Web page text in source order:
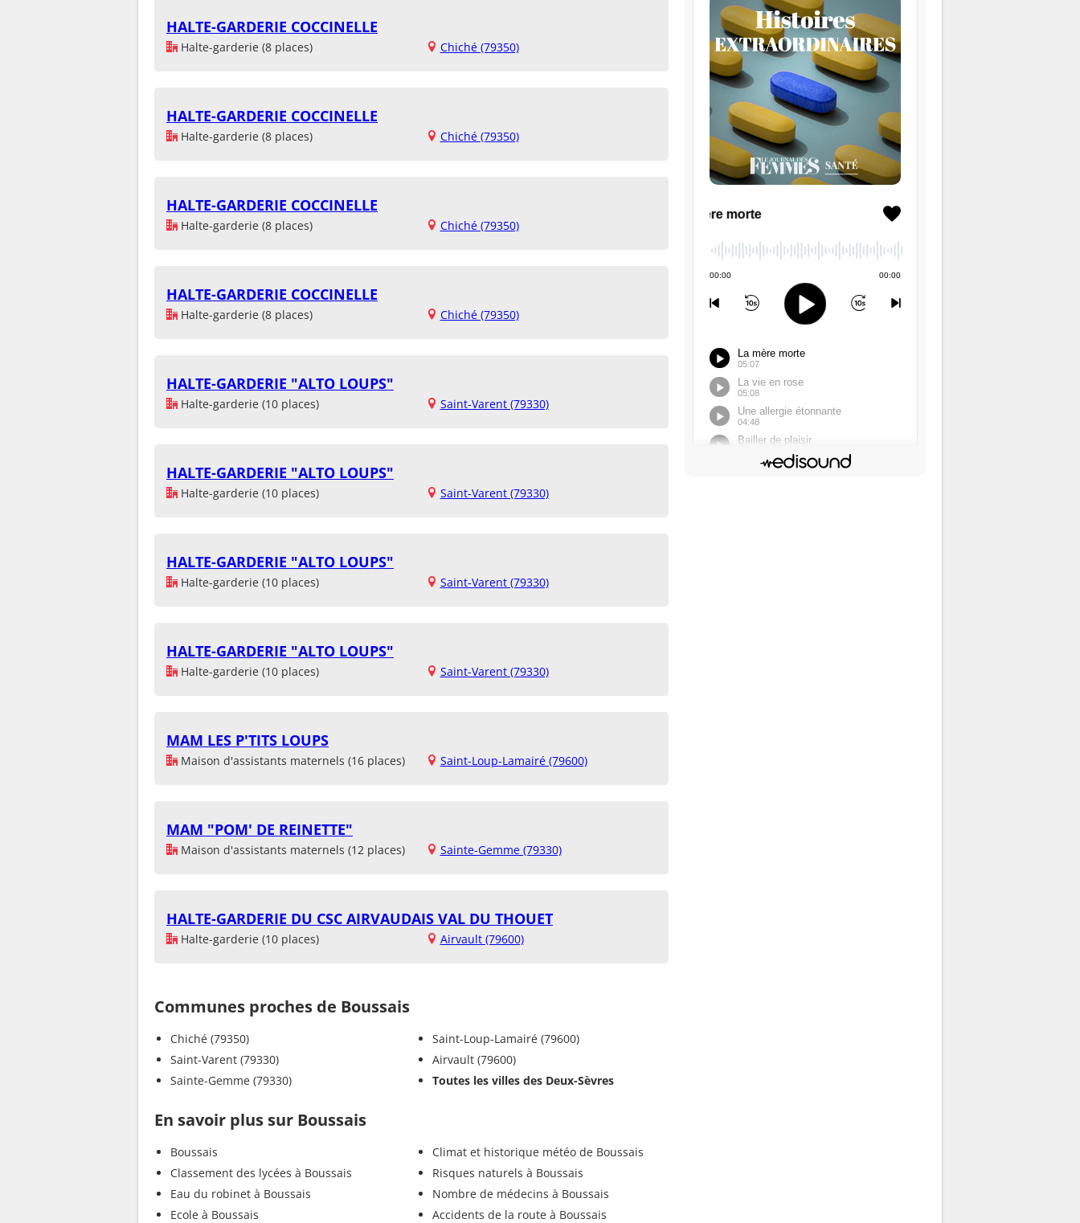
HALTE-GARDERIE COCCINELLE
Halte-garderie (8 places) Chiché (79350)
HALTE-GARDERIE COCCINELLE
Halte-garderie (8 places) Chiché (79350)
HALTE-GARDERIE COCCINELLE
Halte-garderie (8 places) Chiché (79350)
HALTE-GARDERIE COCCINELLE
Halte-garderie (8 places) Chiché (79350)
HALTE-GARDERIE "ALTO LOUPS"
Halte-garderie (10 places) Saint-Varent (79330)
HALTE-GARDERIE "ALTO LOUPS"
Halte-garderie (10 places) Saint-Varent (79330)
HALTE-GARDERIE "ALTO LOUPS"
Halte-garderie (10 places) Saint-Varent (79330)
HALTE-GARDERIE "ALTO LOUPS"
Halte-garderie (10 places) Saint-Varent (79330)
MAM LES P'TITS LOUPS
Maison d'assistants maternels (16 places) Saint-Loup-Lamairé (79600)
MAM "POM' DE REINETTE"
Maison d'assistants maternels (12 places) Sainte-Gemme (79330)
HALTE-GARDERIE DU CSC AIRVAUDAIS VAL DU THOUET
Halte-garderie (10 places) Airvault (79600)
Communes proches de Boussais
Chiché (79350)
Saint-Varent (79330)
Sainte-Gemme (79330)
Saint-Loup-Lamairé (79600)
Airvault (79600)
Toutes les villes des Deux-Sèvres
En savoir plus sur Boussais
Boussais
Classement des lycées à Boussais
Eau du robinet à Boussais
Ecole à Boussais
Climat et historique météo de Boussais
Risques naturels à Boussais
Nombre de médecins à Boussais
Accidents de la route à Boussais